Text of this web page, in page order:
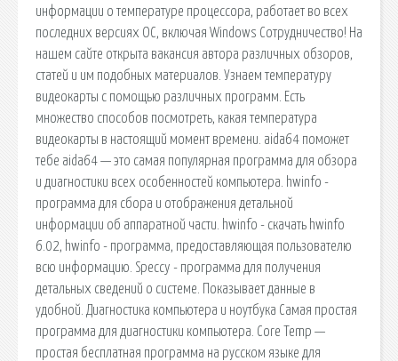
информации о температуре процессора, работает во всех
последних версиях ОС, включая Windows Сотрудничество! На
нашем сайте открыта вакансия автора различных обзоров,
статей и им подобных материалов. Узнаем температуру
видеокарты с помощью различных программ. Есть
множество способов посмотреть, какая температура
видеокарты в настоящий момент времени. aida64 поможет
тебе aida64 — это самая популярная программа для обзора
и диагностики всех особенностей компьютера. hwinfo -
программа для‭ ‬сбора и‭ ‬отображения‭ ‬детальной
информации об аппаратной части. hwinfo - скачать hwinfo
6.02, hwinfo - программа, предоставляющая пользователю
всю информацию. Speccy - программа для получения
детальных сведений о системе. Показывает данные в
удобной. Диагностика компьютера и ноутбука Самая простая
программа для диагностики компьютера. Core Temp —
простая бесплатная программа на русском языке для